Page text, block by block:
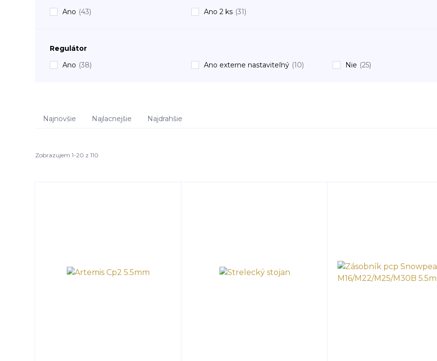
Ano (43) Ano 2 ks (31)
Regulátor
Ano (38) Ano externe nastaviteľný (10) Nie (25)
Najnovšie Najlacnejšie Najdrahšie
Zobrazujem 1-20 z 110